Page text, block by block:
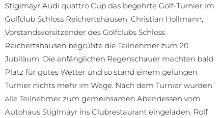
Stiglmayr Audi quattro Cup das begehrte Golf-Turnier im
Golfclub Schloss Reichertshausen. Christian Hollmann,
Vorstandsvorsitzender des Golfclubs Schloss
Reichertshausen begrüßte die Teilnehmer zum 20.
Jubiläum. Die anfänglichen Regenschauer machten bald
Platz für gutes Wetter und so stand einem gelungen
Turnier nichts mehr im Wege. Nach dem Turnier wurden
alle Teilnehmer zum gemeinsamen Abendessen vom
Autohaus Stiglmayr ins Clubrestaurant eingeladen. Rolf